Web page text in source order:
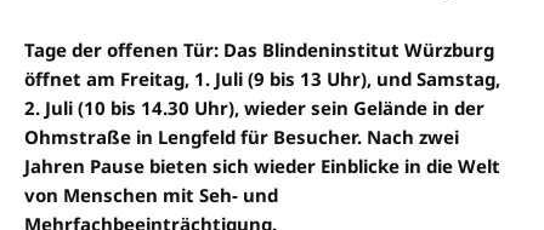
Tage der offenen Tür: Das Blindeninstitut Würzburg
öffnet am Freitag, 1. Juli (9 bis 13 Uhr), und Samstag,
2. Juli (10 bis 14.30 Uhr), wieder sein Gelände in der
Ohmstraße in Lengfeld für Besucher. Nach zwei
Jahren Pause bieten sich wieder Einblicke in die Welt
von Menschen mit Seh- und
Mehrfachbeeinträchtigung.